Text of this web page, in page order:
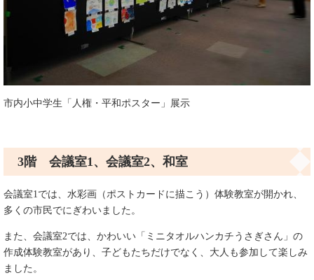
市内小中学生「人権・平和ポスター」展示
3階 会議室1、会議室2、和室
会議室1では、水彩画（ポストカードに描こう）体験教室が開かれ、
多くの市民でにぎわいました。
また、会議室2では、かわいい「ミニタオルハンカチうさぎさん」の
作成体験教室があり、子どもたちだけでなく、大人も参加して楽しみ
ました。